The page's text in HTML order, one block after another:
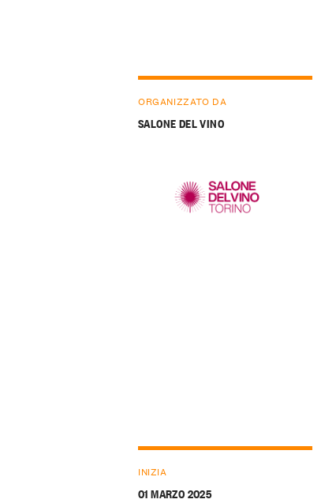
ORGANIZZATO DA
SALONE DEL VINO
INIZIA
01 MARZO 2025